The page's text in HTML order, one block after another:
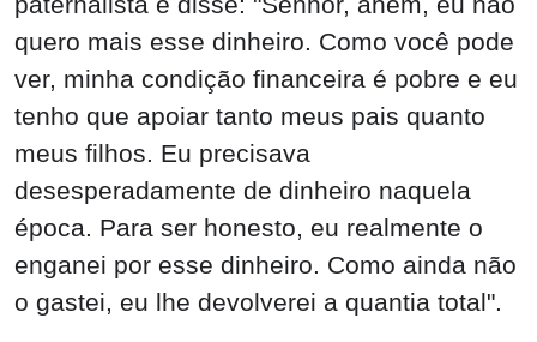
quero mais esse dinheiro. Como você pode
ver, minha condição financeira é pobre e eu
tenho que apoiar tanto meus pais quanto
meus filhos. Eu precisava
desesperadamente de dinheiro naquela
época. Para ser honesto, eu realmente o
enganei por esse dinheiro. Como ainda não
o gastei, eu lhe devolverei a quantia total".